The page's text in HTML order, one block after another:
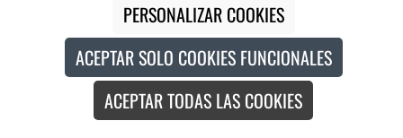
Nuestros modos de pago
Síguenos en:
PERSONALIZAR COOKIES
ACEPTAR SOLO COOKIES FUNCIONALES
ACEPTAR TODAS LAS COOKIES